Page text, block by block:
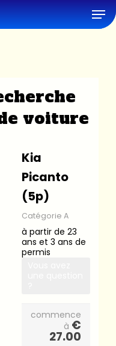
voiture
Kia
Picanto
(5p)
Catégorie A
à partir de 23
ans et 3 ans de
permis
commence
à €
27.00